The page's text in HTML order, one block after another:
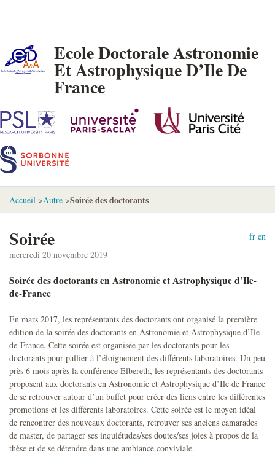
Ecole Doctorale Astronomie
Et Astrophysique D’Ile De
France
Accueil >Autre >Soirée des doctorants
fr en
Soirée
mercredi 20 novembre 2019
Soirée des doctorants en Astronomie et Astrophysique d’Ile-
de-France
En mars 2017, les représentants des doctorants ont organisé la première
édition de la soirée des doctorants en Astronomie et Astrophysique d’Ile-
de-France. Cette soirée est organisée par les doctorants pour les
doctorants pour pallier à l’éloignement des différents laboratoires. Un peu
près 6 mois après la conférence Elbereth, les représentants des doctorants
proposent aux doctorants en Astronomie et Astrophysique d’Ile de France
de se retrouver autour d’un buffet pour créer des liens entre les différentes
promotions et les différents laboratoires. Cette soirée est le moyen idéal
de rencontrer des nouveaux doctorants, retrouver ses anciens camarades
de master, de partager ses inquiétudes/ses doutes/ses joies à propos de la
thèse et de se détendre dans une ambiance conviviale.